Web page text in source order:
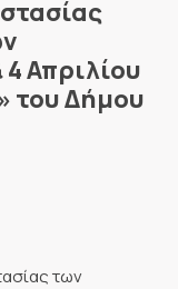
Απριλίου
του Δήμου
των